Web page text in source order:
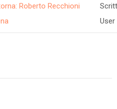
Roberto Recchioni
User